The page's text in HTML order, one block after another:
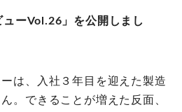
ーVol.26」を公開しまし
は、入社３年目を迎えた製造
。できることが増えた反面、